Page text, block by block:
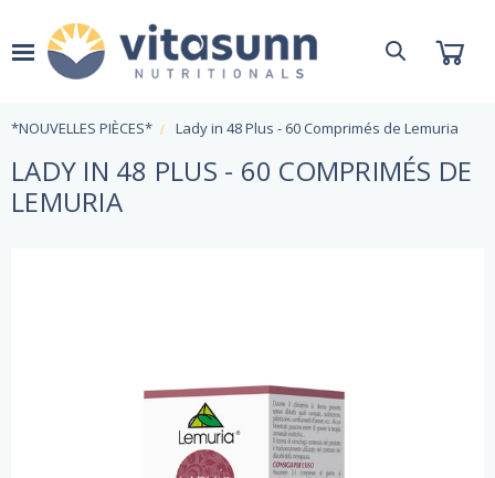
*NOUVELLES PIÈCES* Lady in 48 Plus - 60 Comprimés de Lemuria
LADY IN 48 PLUS - 60 COMPRIMÉS DE
LEMURIA